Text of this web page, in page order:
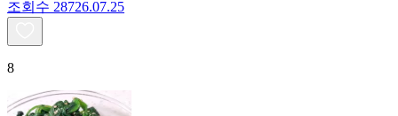
조회수 28726.07.25
8